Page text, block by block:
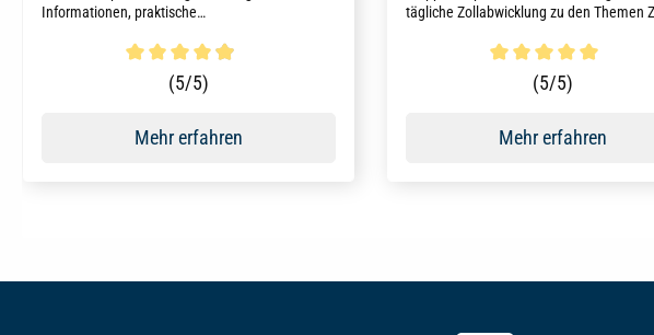
Informationen, praktische
das Thema Zoll und Export jeden Monat leicht
verständlich und prägnant auf 12 Seiten
Durchschnittliche Bewertung von 4.9 von 5 Sternen
(5/5)
Mehr erfahren
tägliche Zollabwicklung zu den Themen
Ausfuhrverfahren, WUP, Umsatzsteuer,
Organisation im Unternehmen etc.
Durchschnittliche Bewertung
(5/5)
Mehr erfahren